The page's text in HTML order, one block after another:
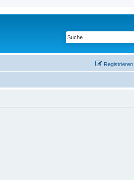
Registrieren